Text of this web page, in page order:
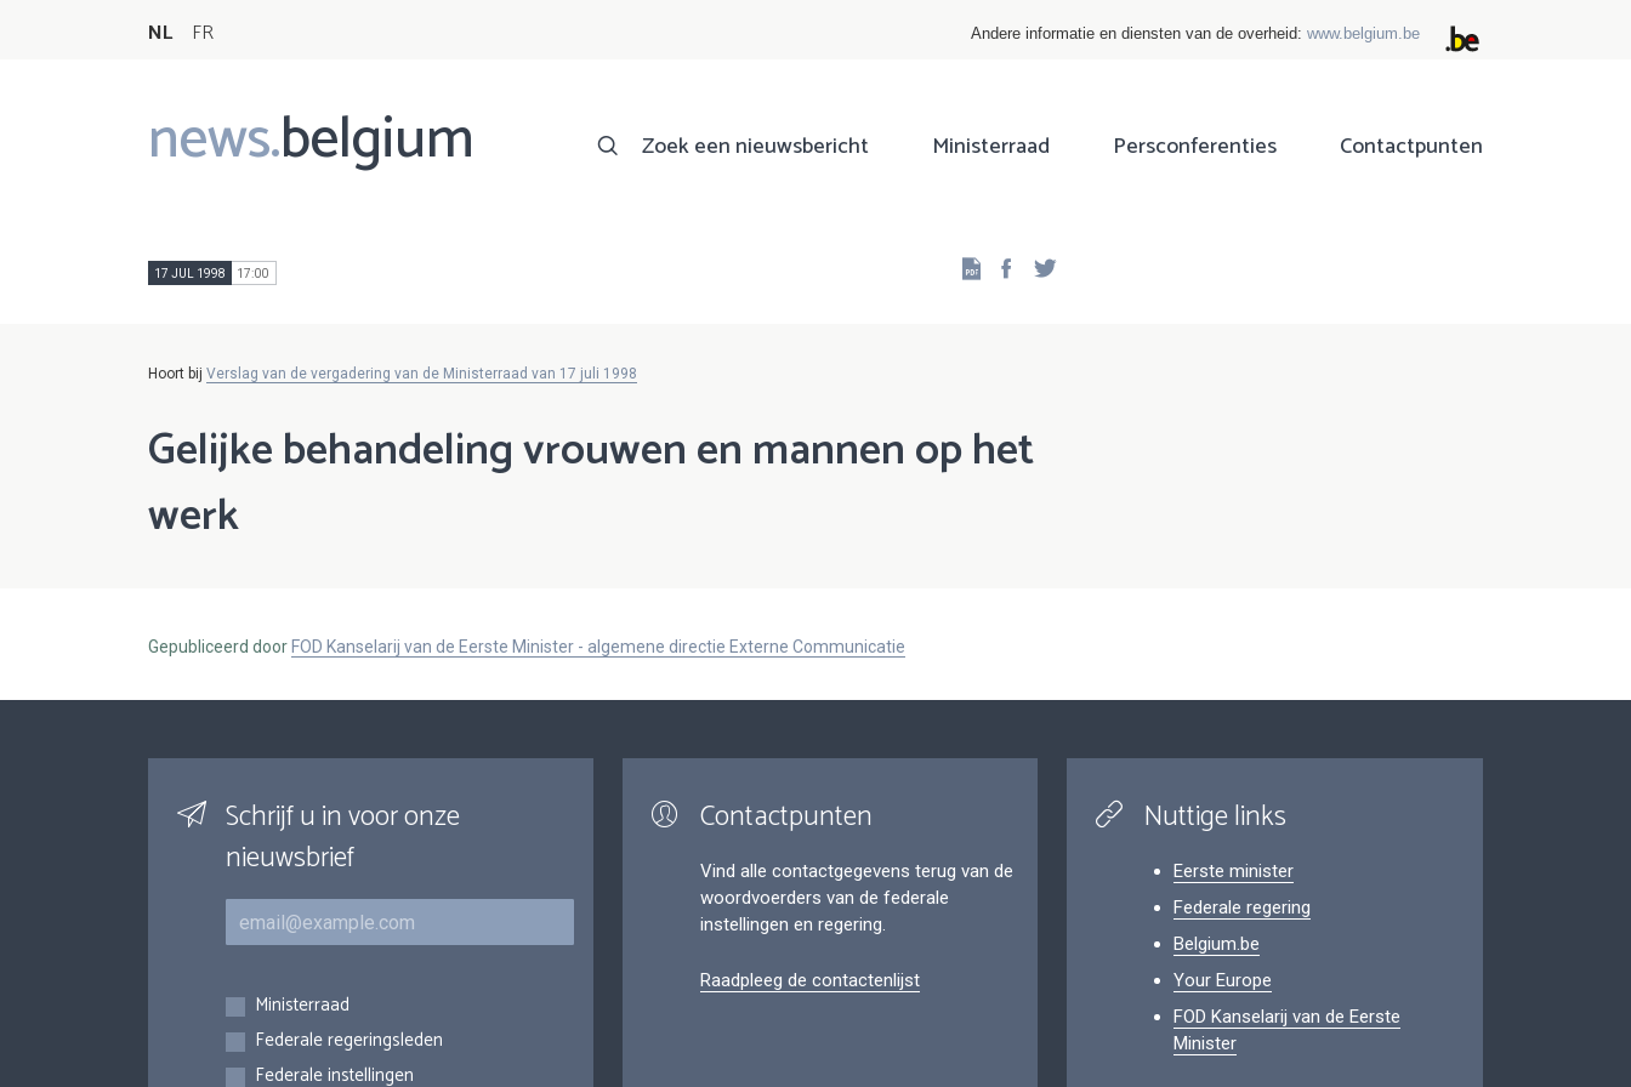
NL FR Andere informatie en diensten van de overheid: www.belgium.be
news.belgium
Main
navigation
Zoek een nieuwsbericht Ministerraad Persconferenties Contactpunten
17 JUL 1998 17:00 Facebook
Hoort bij Verslag van de vergadering van de Ministerraad van 17 juli 1998
Gelijke behandeling vrouwen en mannen op het
werk
Gepubliceerd door FOD Kanselarij van de Eerste Minister - algemene directie Externe Communicatie
Schrijf u in voor onze
nieuwsbrief
E-mail
Inschrijvingen
Ministerraad
Federale regeringsleden
Federale instellingen
Contactpunten
Vind alle contactgegevens terug van de
woordvoerders van de federale
instellingen en regering.
Raadpleeg de contactenlijst
Nuttige links
Eerste minister
Federale regering
Belgium.be
Your Europe
FOD Kanselarij van de Eerste
Minister